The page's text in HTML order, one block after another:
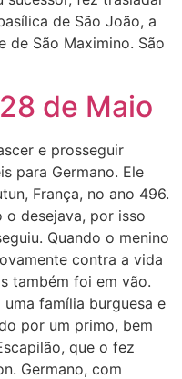
de São João, a
de São Maximino. São
de Maio
e prosseguir
para Germano. Ele
França, no ano 496.
o desejava, por isso
Quando o menino
contra a vida
também foi em vão.
família burguesa e
por um primo, bem
que o fez
Germano, com